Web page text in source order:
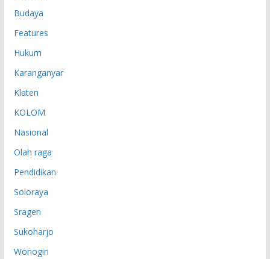
Budaya
Features
Hukum
Karanganyar
Klaten
KOLOM
Nasional
Olah raga
Pendidikan
Soloraya
Sragen
Sukoharjo
Wonogiri